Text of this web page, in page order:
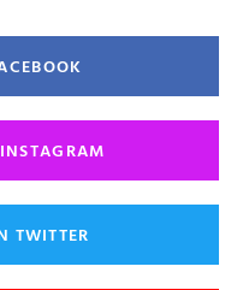
TWITTER